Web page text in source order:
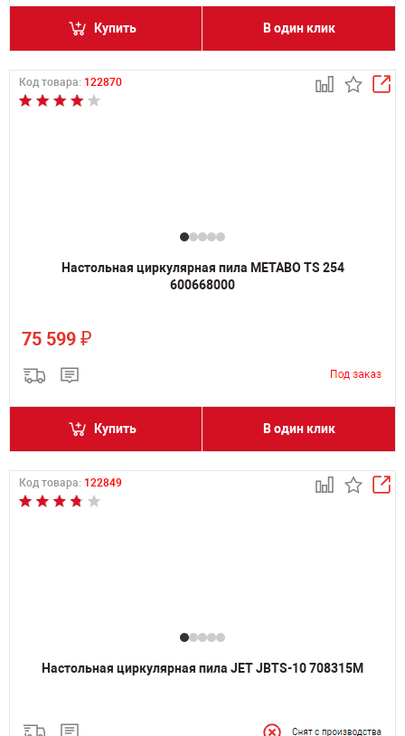
Купить В один клик
Код товара: 122870
Настольная циркулярная пила METABO TS 254
600668000
75 599 ₽
Купить В один клик
Код товара: 122849
Настольная циркулярная пила JET JBTS-10 708315M